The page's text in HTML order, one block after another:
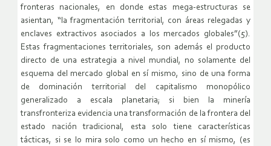
fronteras nacionales, en donde estas mega-estructuras se
asientan, “la fragmentación territorial, con áreas relegadas y
enclaves extractivos asociados a los mercados globales”(5).
Estas fragmentaciones territoriales, son además el producto
directo de una estrategia a nivel mundial, no solamente del
esquema del mercado global en sí mismo, sino de una forma
de dominación territorial del capitalismo monopólico
generalizado a escala planetaria; si bien la minería
transfronteriza evidencia una transformación de la frontera del
estado nación tradicional, esta solo tiene características
tácticas, si se lo mira solo como un hecho en sí mismo, (es